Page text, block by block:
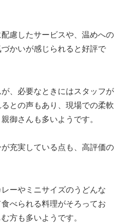
慮したサービスや、温めへの
かいが感じられると好評で
、必要なときにはスタッフが
との声もあり、現場での柔軟
御さんも多いようです。
充実している点も、高評価の
ーやミニサイズのうどんな
べられる料理がそろってお
方も多いようです。